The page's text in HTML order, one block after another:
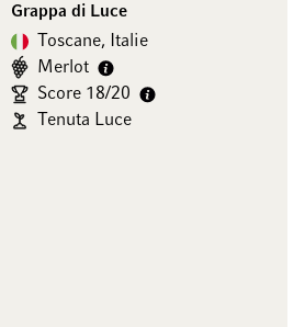
Grappa di Luce
Toscane, Italie
Merlot
Score 18/20
Tenuta Luce